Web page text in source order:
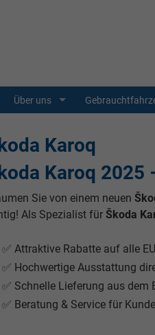
Über uns
Karoq
Karoq 2025
Sie von einem neuen
Als Spezialist fürŠkoda
✅ Attraktive Rabatte auf alle
✅ Hochwertige Ausstattung
✅ Schnelle Lieferung aus dem
✅ Beratung & Service für